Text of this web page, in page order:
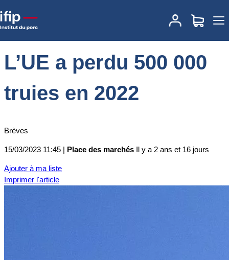
Accueil Actualités des marchés
L’UE a perdu
500 000 truies en 2022
L’UE a perdu 500 000
truies en 2022
Brèves
15/03/2023 11:45 | Place des marchés Il y a 2 ans et 16 jours
Ajouter à ma liste
Imprimer l'article